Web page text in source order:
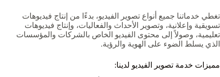
تغطي خدماتنا جميع أنواع تصوير الفيديو، بدءًا من إنتاج فيديوهات
تسويقية وإعلانية، وتصوير الأحداث والفعاليات، وإنتاج فيديوهات
تعليمية، وصولاً إلى محتوى الفيديو الخاص بالشركات والمؤسسات
الذي يسلط الضوء على الهوية والرؤية.
مميزات خدمة تصوير الفيديو لدينا: